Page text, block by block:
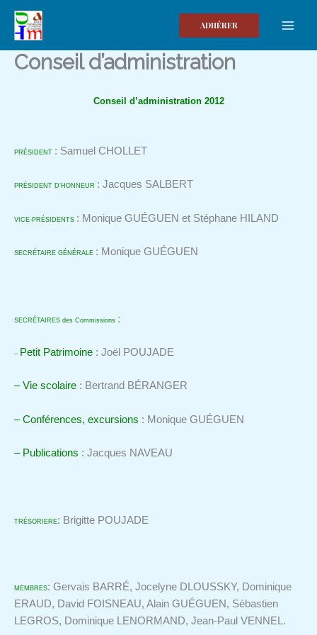
contenu
ADHÉRER
Conseil d’administration
Conseil d’administration 2012
PRÉSIDENT : Samuel CHOLLET
PRÉSIDENT D’HONNEUR : Jacques SALBERT
VICE-PRÉSIDENTS : Monique GUÉGUEN et Stéphane HILAND
SECRÉTAIRE GÉNÉRALE : Monique GUÉGUEN
SECRÉTAIRES des Commissions :
– Petit Patrimoine : Joël POUJADE
– Vie scolaire : Bertrand BÉRANGER
– Conférences, excursions : Monique GUÉGUEN
– Publications : Jacques NAVEAU
TRÉSORIERE: Brigitte POUJADE
MEMBRES: Gervais BARRÉ, Jocelyne DLOUSSKY, Dominique
ERAUD, David FOISNEAU, Alain GUÉGUEN, Sébastien
LEGROS, Dominique LENORMAND, Jean-Paul VENNEL.